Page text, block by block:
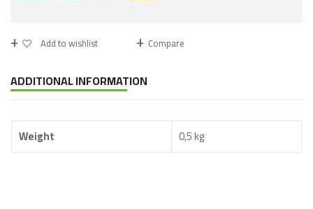
Add to wishlist Compare
ADDITIONAL INFORMATION
Weight 0,5 kg